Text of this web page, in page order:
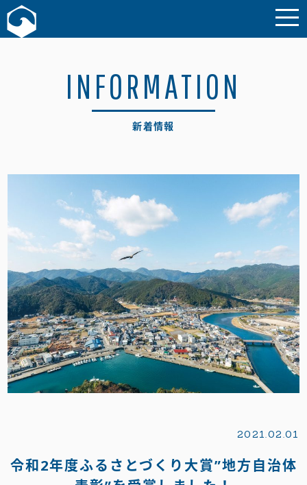
お問い合わせ
INFORMATION
新着情報
2021.02.01
令和2年度ふるさとづくり大賞”地方自治体